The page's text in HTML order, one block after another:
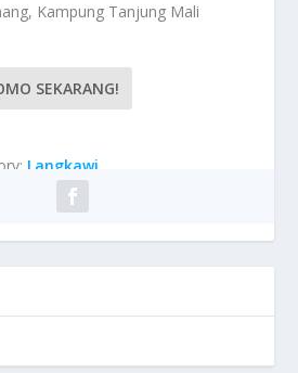
Kampung Tanjung Mali
SEKARANG!
Langkawi